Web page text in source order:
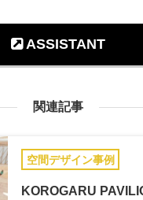
ASSISTANT
関連記事
空間デザイン事例
KOROGARU